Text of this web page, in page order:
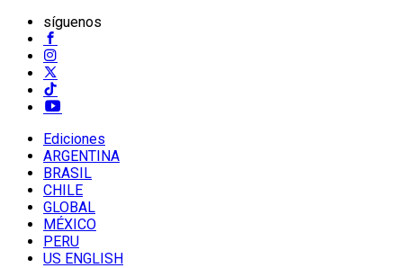
síguenos
Ediciones
ARGENTINA
BRASIL
CHILE
GLOBAL
MÉXICO
PERU
US ENGLISH